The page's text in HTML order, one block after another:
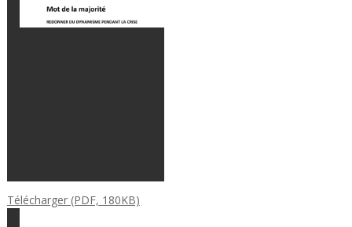
Télécharger (PDF, 180KB)